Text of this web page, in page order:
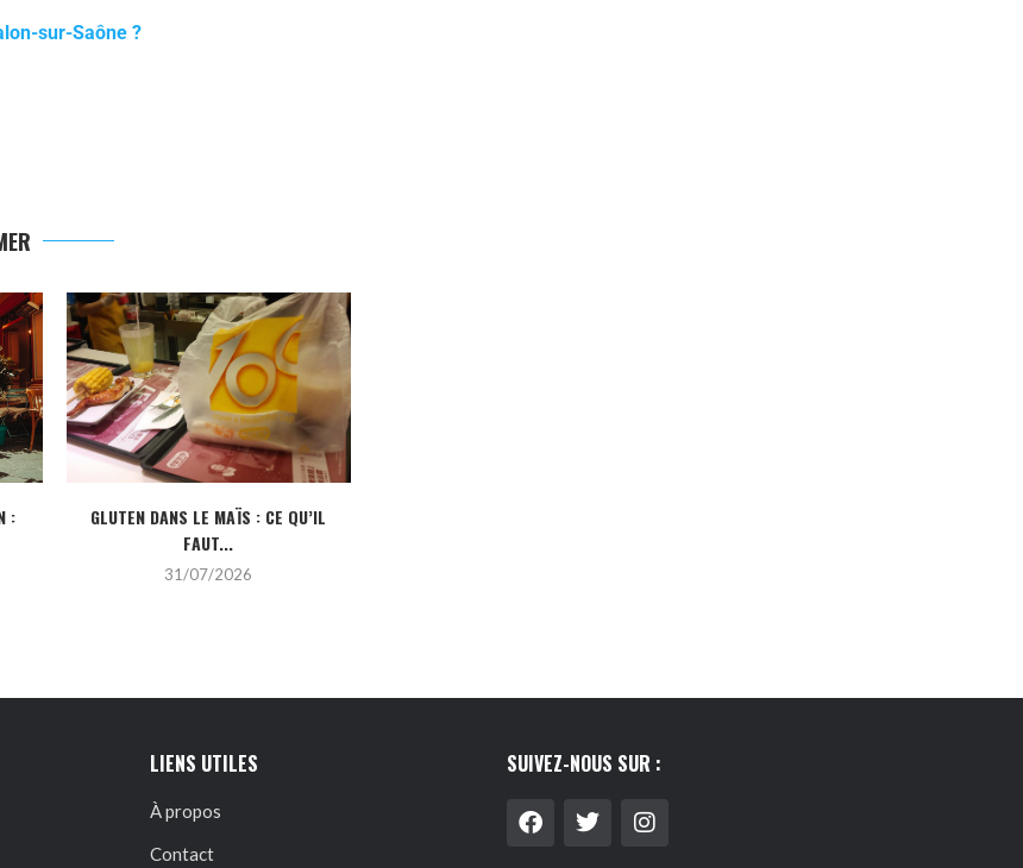
sur-Saône ?
:
GLUTEN DANS LE MAÏS : CE QU’IL
FAUT...
31/07/2026
LIENS UTILES
À propos
Contact
SUIVEZ-NOUS SUR :